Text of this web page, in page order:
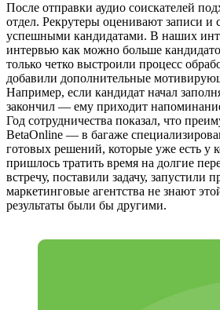
После отправки аудио соискателей
отдел. Рекрутеры оценивают записи и
успешными кандидатами. В наших
интервью как можно больше
только четко выстроили процесс
добавили дополнительные
Например, если кандидат начал
закончил — ему приходит
Год сотрудничества показал, что
BetaOnline — в багаже
готовых решений, которые уже есть у
пришлось тратить время на долгие
встречу, поставили задачу, запустили
маркетинговые агентства не знают
результаты были бы другими.